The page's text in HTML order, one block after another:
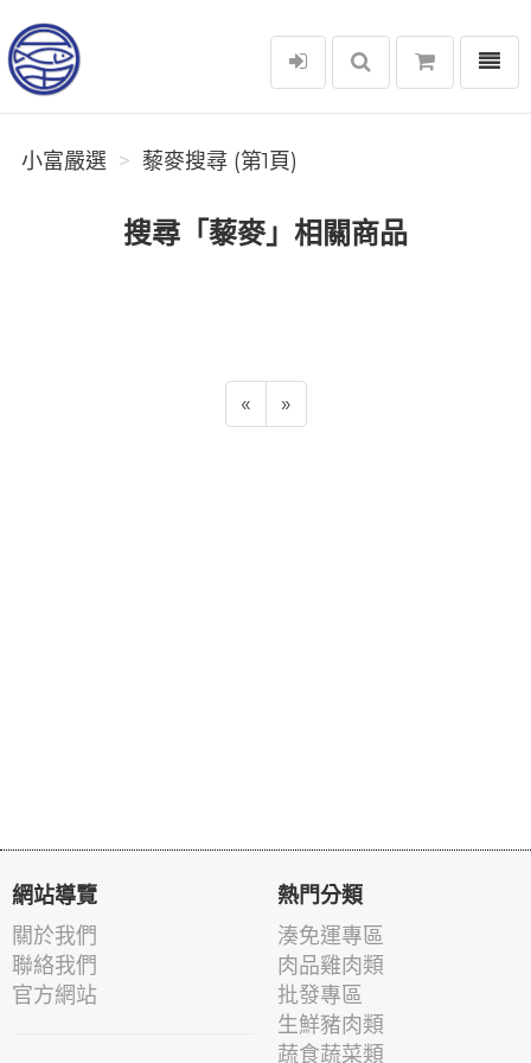
小富嚴選
選單
小富嚴選 藜麥搜尋 (第1頁)
搜尋「藜麥」相關商品
« »
網站導覽
關於我們
聯絡我們
官方網站
熱門分類
湊免運專區
肉品雞肉類
批發專區
生鮮豬肉類
蔬食蔬菜類